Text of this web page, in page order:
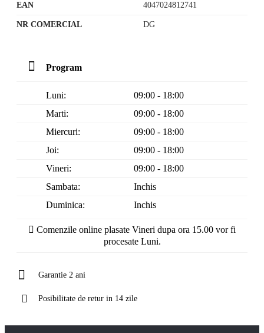
EAN 4047024812741
NR COMERCIAL DG
Program
Luni:
09:00 - 18:00
Marti:
09:00 - 18:00
Miercuri:
09:00 - 18:00
Joi:
09:00 - 18:00
Vineri:
09:00 - 18:00
Sambata:
Inchis
Duminica:
Inchis
Comenzile online plasate Vineri dupa ora 15.00 vor fi
procesate Luni.
Garantie 2 ani
Posibilitate de retur in 14 zile